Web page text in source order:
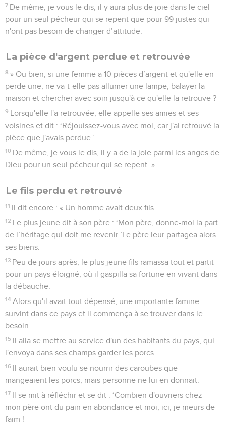
7 De même, je vous le dis, il y aura plus de joie dans le ciel
pour un seul pécheur qui se repent que pour 99 justes qui
n'ont pas besoin de changer d’attitude.
La pièce d'argent perdue et retrouvée
8 » Ou bien, si une femme a 10 pièces d’argent et qu'elle en
perde une, ne va-t-elle pas allumer une lampe, balayer la
maison et chercher avec soin jusqu'à ce qu'elle la retrouve ?
9 Lorsqu'elle l'a retrouvée, elle appelle ses amies et ses
voisines et dit : ‘Réjouissez-vous avec moi, car j'ai retrouvé la
pièce que j'avais perdue.’
10 De même, je vous le dis, il y a de la joie parmi les anges de
Dieu pour un seul pécheur qui se repent. »
Le fils perdu et retrouvé
11 Il dit encore : « Un homme avait deux fils.
12 Le plus jeune dit à son père : ‘Mon père, donne-moi la part
de l’héritage qui doit me revenir.’Le père leur partagea alors
ses biens.
13 Peu de jours après, le plus jeune fils ramassa tout et partit
pour un pays éloigné, où il gaspilla sa fortune en vivant dans
la débauche.
14 Alors qu'il avait tout dépensé, une importante famine
survint dans ce pays et il commença à se trouver dans le
besoin.
15 Il alla se mettre au service d'un des habitants du pays, qui
l'envoya dans ses champs garder les porcs.
16 Il aurait bien voulu se nourrir des caroubes que
mangeaient les porcs, mais personne ne lui en donnait.
17 Il se mit à réfléchir et se dit : ‘Combien d'ouvriers chez
mon père ont du pain en abondance et moi, ici, je meurs de
faim !